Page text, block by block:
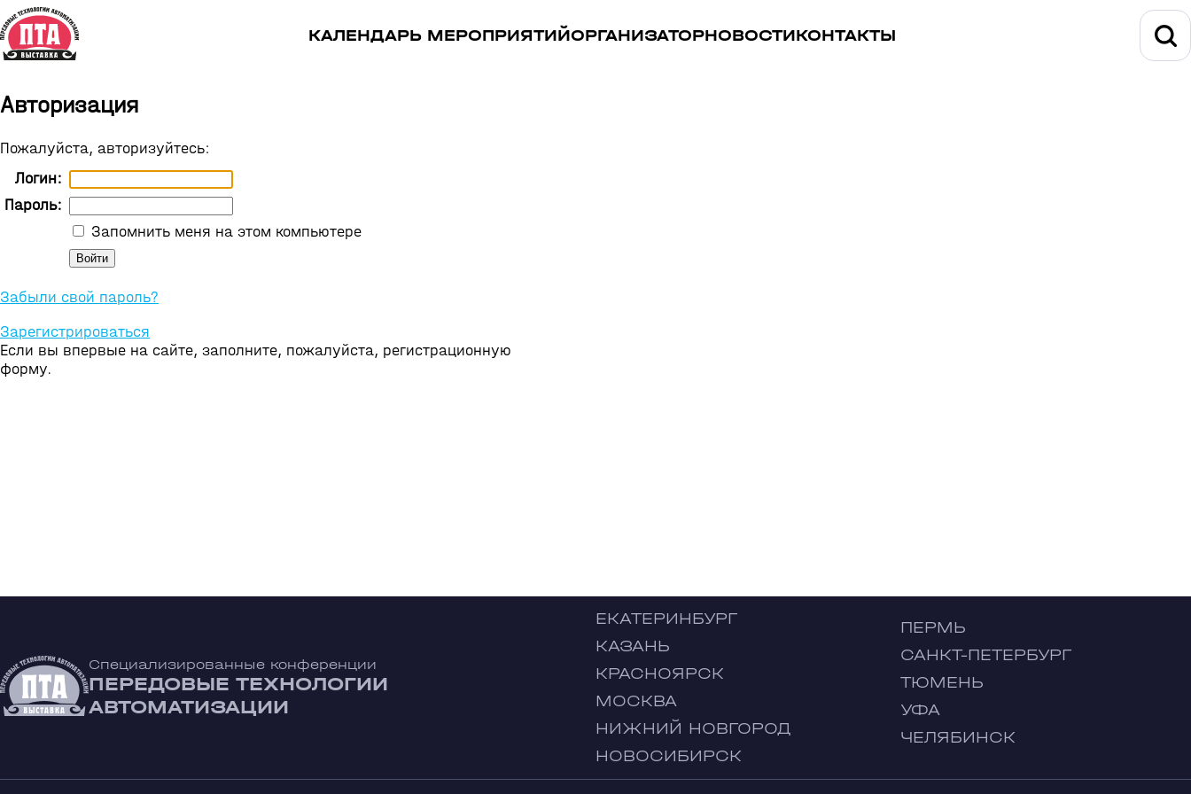
КАЛЕНДАРЬ МЕРОПРИЯТИЙОРГАНИЗАТОРНОВОСТИКОНТАКТЫ
Авторизация
Пожалуйста, авторизуйтесь:
Логин:
Пароль:
Запомнить меня на этом компьютере
Забыли свой пароль?
Зарегистрироваться
Если вы впервые на сайте, заполните, пожалуйста, регистрационную
форму.
Специализированные конференции
ПЕРЕДОВЫЕ ТЕХНОЛОГИИ
АВТОМАТИЗАЦИИ
ЕКАТЕРИНБУРГ
КАЗАНЬ
КРАСНОЯРСК
МОСКВА
НИЖНИЙ НОВГОРОД
НОВОСИБИРСК
ПЕРМЬ
САНКТ-ПЕТЕРБУРГ
ТЮМЕНЬ
УФА
ЧЕЛЯБИНСК